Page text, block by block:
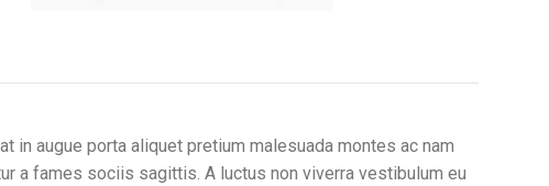
augue porta aliquet pretium malesuada montes ac nam
a fames sociis sagittis. A luctus non viverra vestibulum eu